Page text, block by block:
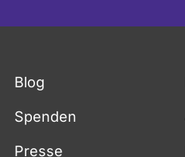
Blog
Spenden
Presse